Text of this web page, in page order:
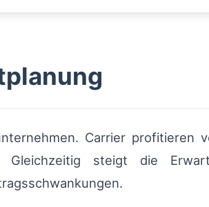
Carrier profitieren
Gleichzeitig steigt die